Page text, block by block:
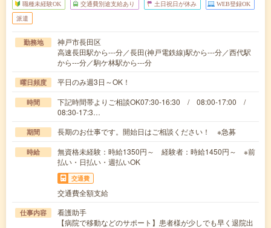
職種未経験OK 交通費別途支給あり 土日祝日が休み WEB登録OK
派遣
勤務地
神戸市長田区
高速長田駅から---分／長田(神戸電鉄線)駅から---分／西代駅
から---分／駒ケ林駅から---分
曜日頻度 平日のみ週3日～OK！
時間
下記時間帯よりご相談OK07:30-16:30 / 08:00-17:00 /
08:30-17:3…
期間 長期のお仕事です。開始日はご相談ください！ ※急募
時給
無資格未経験：時給1350円～ 経験者：時給1450円～ ※前
払い・日払い・週払いOK
交通費
交通費全額支給
仕事内容
看護助手
【病院で移動などのサポート】患者様が少しでも早く退院出